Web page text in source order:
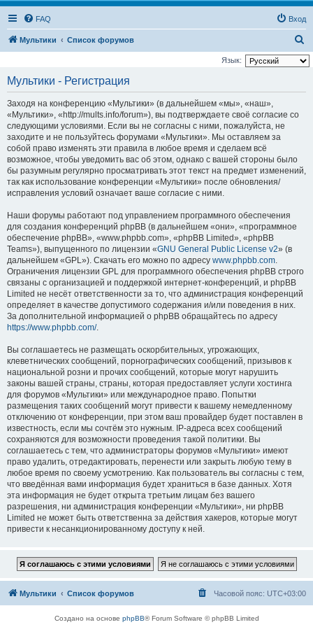
FAQ Вход
Мультики Список форумов
о
Язык:
Мультики - Регистрация
Заходя на конференцию «Мультики» (в дальнейшем «мы», «наш»,
«Мультики», «http://mults.info/forum»), вы подтверждаете своё согласие со
следующими условиями. Если вы не согласны с ними, пожалуйста, не
заходите и не пользуйтесь форумами «Мультики». Мы оставляем за
собой право изменять эти правила в любое время и сделаем всё
возможное, чтобы уведомить вас об этом, однако с вашей стороны было
бы разумным регулярно просматривать этот текст на предмет изменений,
так как использование конференции «Мультики» после обновления/
исправления условий означает ваше согласие с ними.
Наши форумы работают под управлением программного обеспечения
для создания конференций phpBB (в дальнейшем «они», «программное
обеспечение phpBB», «www.phpbb.com», «phpBB Limited», «phpBB
Teams»), выпущенного по лицензии «GNU General Public License v2» (в
дальнейшем «GPL»). Скачать его можно по адресу www.phpbb.com.
Ограничения лицензии GPL для программного обеспечения phpBB строго
связаны с организацией и поддержкой интернет-конференций, и phpBB
Limited не несёт ответственности за то, что администрация конференций
определяет в качестве допустимого содержания и/или поведения в них.
За дополнительной информацией о phpBB обращайтесь по адресу
https://www.phpbb.com/.
Вы соглашаетесь не размещать оскорбительных, угрожающих,
клеветнических сообщений, порнографических сообщений, призывов к
национальной розни и прочих сообщений, которые могут нарушить
законы вашей страны, страны, которая предоставляет услуги хостинга
для форумов «Мультики» или международное право. Попытки
размещения таких сообщений могут привести к вашему немедленному
отключению от конференции, при этом ваш провайдер будет поставлен в
известность, если мы сочтём это нужным. IP-адреса всех сообщений
сохраняются для возможности проведения такой политики. Вы
соглашаетесь с тем, что администраторы форумов «Мультики» имеют
право удалить, отредактировать, перенести или закрыть любую тему в
любое время по своему усмотрению. Как пользователь вы согласны с тем,
что введённая вами информация будет храниться в базе данных. Хотя
эта информация не будет открыта третьим лицам без вашего
разрешения, ни администрация конференции «Мультики», ни phpBB
Limited не может быть ответственна за действия хакеров, которые могут
привести к несанкционированному доступу к ней.
Мультики Список форумов Часовой пояс: UTC+03:00
Создано на основе phpBB® Forum Software © phpBB Limited